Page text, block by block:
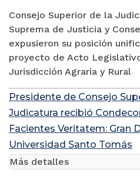
Consejo Superior de la
Suprema de Justicia y
expusieron su posición
proyecto de Acto
Jurisdicción Agraria y Rural
Presidente de Consejo
Judicatura recibió
Facientes Veritatem: Gran
Universidad Santo Tomás
Más detalles